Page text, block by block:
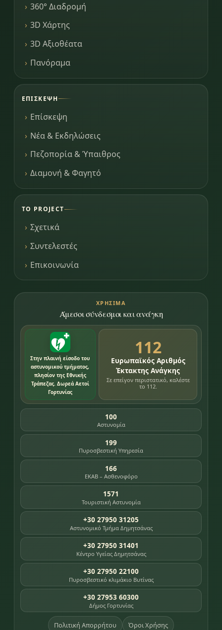
360° Διαδρομή
3D Χάρτης
3D Αξιοθέατα
Πανόραμα
ΕΠΊΣΚΕΨΗ
Επίσκεψη
Νέα & Εκδηλώσεις
Πεζοπορία & Ύπαιθρος
Διαμονή & Φαγητό
ΤΟ PROJECT
Σχετικά
Συντελεστές
Επικοινωνία
ΧΡΉΣΙΜΑ
Άμεσοι σύνδεσμοι και ανάγκη
Στην πλαινή είσοδο του
αστυνομικού τμήματος,
πλησίον της Εθνικής
Τράπεζας. Δωρεά Αετοί
Γορτυνίας
112
Ευρωπαϊκός Αριθμός
Έκτακτης Ανάγκης
Σε επείγον περιστατικό, καλέστε
το 112.
100
Αστυνομία
199
Πυροσβεστική Υπηρεσία
166
ΕΚΑΒ – Ασθενοφόρο
1571
Τουριστική Αστυνομία
+30 27950 31205
Αστυνομικό Τμήμα Δημητσάνας
+30 27950 31401
Κέντρο Υγείας Δημητσάνας
+30 27950 22100
Πυροσβεστικό κλιμάκιο Βυτίνας
+30 27953 60300
Δήμος Γορτυνίας
Πολιτική Απορρήτου Όροι Χρήσης